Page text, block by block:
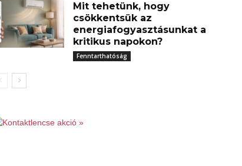
Mit tehetünk, hogy
csökkentsük az
energiafogyasztásunkat a
kritikus napokon?
Fenntarthatóság